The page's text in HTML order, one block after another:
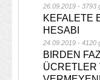
26.09.2019 - 3793
KEFALETE
HESABI
24.09.2019 - 4120
BIRDEN
ÜCRETLER